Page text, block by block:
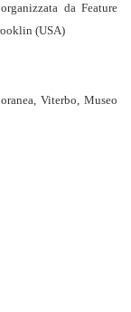
da Feature
(USA)
Viterbo, Museo